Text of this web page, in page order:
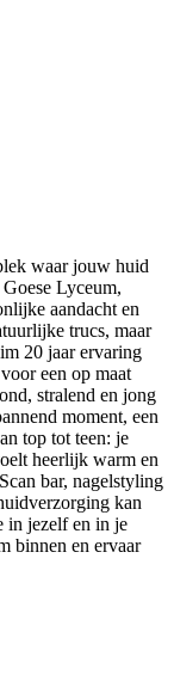
waar jouw huid
Lyceum,
aandacht en
trucs, maar
20 jaar ervaring
een op maat
stralend en jong
moment, een
top tot teen: je
heerlijk warm en
bar, nagelstyling
kan
in jezelf en in je
binnen en ervaar